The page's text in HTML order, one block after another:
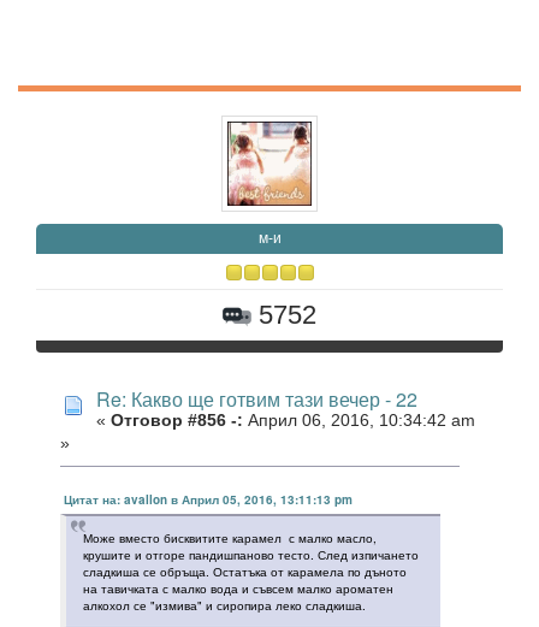
м-и
5752
Re: Какво ще готвим тази вечер - 22
« Отговор #856 -: Април 06, 2016, 10:34:42 am
»
Цитат на: avallon в Април 05, 2016, 13:11:13 pm
Може вместо бисквитите карамел с малко масло,
крушите и отгоре пандишпаново тесто. След изпичането
сладкиша се обръща. Остатъка от карамела по дъното
на тавичката с малко вода и съвсем малко ароматен
алкохол се "измива" и сиропира леко сладкиша.